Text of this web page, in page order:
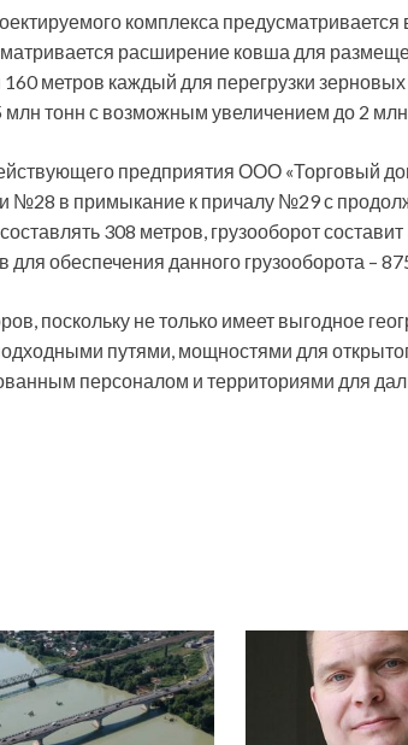
комплекса предусматривается
расширение ковша для
метров каждый для перегрузки зерновых
тонн с возможным увеличением до 2 млн
предприятия ООО «Торговый
№28 в примыкание к причалу №29 с
308 метров, грузооборот
обеспечения данного грузооборота –
поскольку не только имеет выгодное
путями, мощностями для
персоналом и территориями для